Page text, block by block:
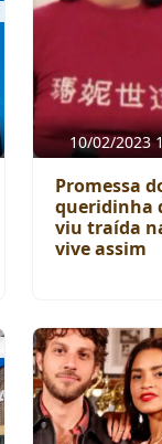
10/02/2023
Promessa
queridinha
viu traída
vive assim